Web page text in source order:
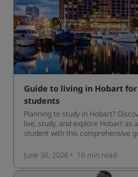
Guide to living in Hobart
students
Planning to study in Hobart?
live, study, and explore Hobart as
student with this comprehensive
June 30, 2026 10 min read